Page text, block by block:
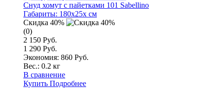
Снуд хомут с пайетками 101 Sabellino
Габариты: 180x25x см
Скидка 40%
(0)
2 150 Руб.
1 290 Руб.
Экономия: 860 Руб.
Вес.: 0.2 кг
В сравнение
Купить Подробнее